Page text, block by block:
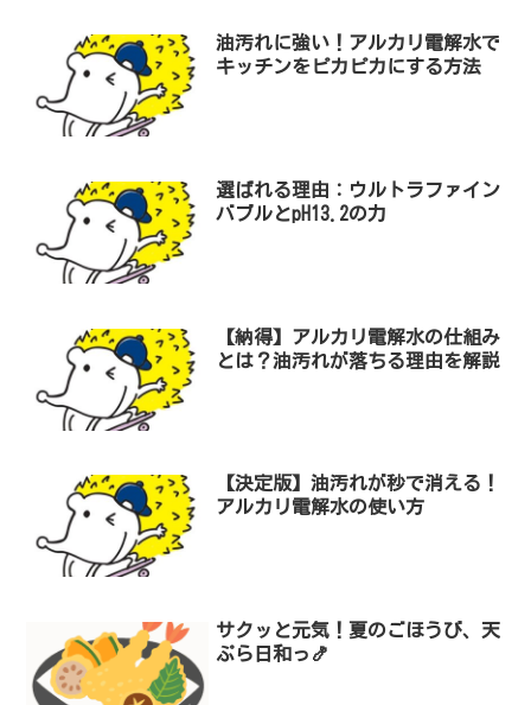
油汚れに強い！アルカリ電解水で
キッチンをピカピカにする方法
選ばれる理由：ウルトラファイン
バブルとpH13.2の力
【納得】アルカリ電解水の仕組み
とは？油汚れが落ちる理由を解説
【決定版】油汚れが秒で消える！
アルカリ電解水の使い方
サクッと元気！夏のごほうび、天
ぷら日和っ🍤